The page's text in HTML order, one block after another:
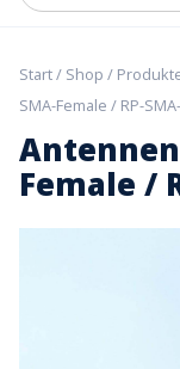
Hersteller,
Start/ Shop /
SMA-Female / RP-
Female /